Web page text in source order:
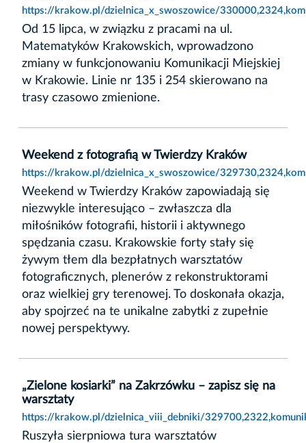
https://krakow.pl/dzielnica_x_swoszowice/
Od 15 lipca, w związku z pracami na ul.
Matematyków Krakowskich, wprowadzono
zmiany w funkcjonowaniu Komunikacji Miejskiej
w Krakowie. Linie nr 135 i 254 skierowano na
trasy czasowo zmienione.
Weekend z fotografią w Twierdzy Kraków
https://krakow.pl/dzielnica_x_swoszowice/
Weekend w Twierdzy Kraków zapowiadają się
niezwykle interesująco – zwłaszcza dla
miłośników fotografii, historii i aktywnego
spędzania czasu. Krakowskie forty stały się
żywym tłem dla bezpłatnych warsztatów
fotograficznych, plenerów z rekonstruktorami
oraz wielkiej gry terenowej. To doskonała okazja,
aby spojrzeć na te unikalne zabytki z zupełnie
nowej perspektywy.
„Zielone kosiarki” na Zakrzówku – zapisz się na
warsztaty
https://krakow.pl/dzielnica_viii_debniki/
Ruszyła sierpniowa tura warsztatów